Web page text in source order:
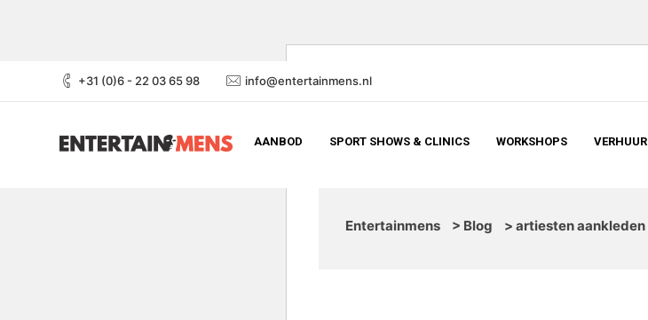
+31 (0)6 - 22 03 65 98 info@entertainmens.nl
AANBOD SPORT SHOWS & CLINICS WORKSHOPS VERHUUR
Entertainmens > Blog > artiesten aankleden